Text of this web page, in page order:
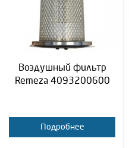
Воздушный фильтр
Remeza 4093200600
Подробнее
Продолжить
Отмена